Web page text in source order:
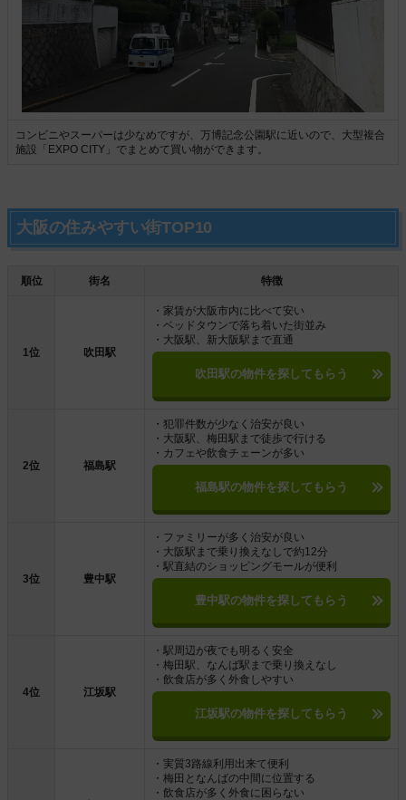
コンビニやスーパーは少なめですが、万博記念公園駅に近いので、大型複合
施設「EXPO CITY」でまとめて買い物ができます。
大阪の住みやすい街TOP10
順位 街名 特徴
1位 吹田駅
・家賃が大阪市内に比べて安い
・ベッドタウンで落ち着いた街並み
・大阪駅、新大阪駅まで直通
吹田駅の物件を探してもらう
2位 福島駅
・犯罪件数が少なく治安が良い
・大阪駅、梅田駅まで徒歩で行ける
・カフェや飲食チェーンが多い
福島駅の物件を探してもらう
3位 豊中駅
・ファミリーが多く治安が良い
・大阪駅まで乗り換えなしで約12分
・駅直結のショッピングモールが便利
豊中駅の物件を探してもらう
4位 江坂駅
・駅周辺が夜でも明るく安全
・梅田駅、なんば駅まで乗り換えなし
・飲食店が多く外食しやすい
江坂駅の物件を探してもらう
・実質3路線利用出来て便利
・梅田となんばの中間に位置する
・飲食店が多く外食に困らない